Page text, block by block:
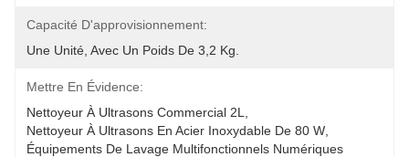
Capacité D'approvisionnement:
Une Unité, Avec Un Poids De 3,2 Kg.
Mettre En Évidence:
Nettoyeur À Ultrasons Commercial 2L
Nettoyeur À Ultrasons En Acier Inoxydable De 80 W
Équipements De Lavage Multifonctionnels Numériques